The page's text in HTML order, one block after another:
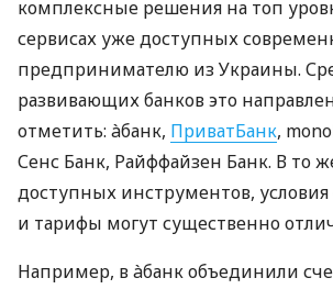
комплексные решения на топ
сервисах уже доступных
предпринимателю из Украины.
развивающих банков это
отметить: àбанк, ПриватБанк,
Сенс Банк, Райффайзен Банк. В то
доступных инструментов,
и тарифы могут существенно
Например, в àбанк объединили